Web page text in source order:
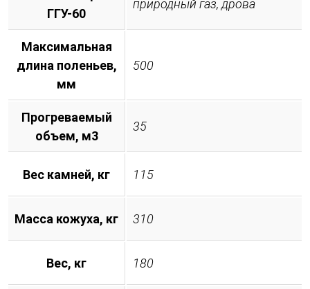
ГГУ-60
природный газ, дрова
Максимальная
длина поленьев,
мм
500
Прогреваемый
объем, м3
35
Вес камней, кг 115
Масса кожуха, кг 310
Вес, кг 180